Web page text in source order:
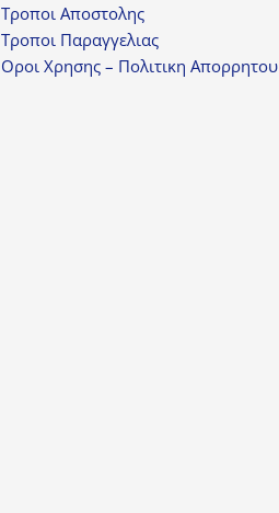
Τροποι Αποστολης
Τροποι Παραγγελιας
Οροι Χρησης – Πολιτικη Απορρητου